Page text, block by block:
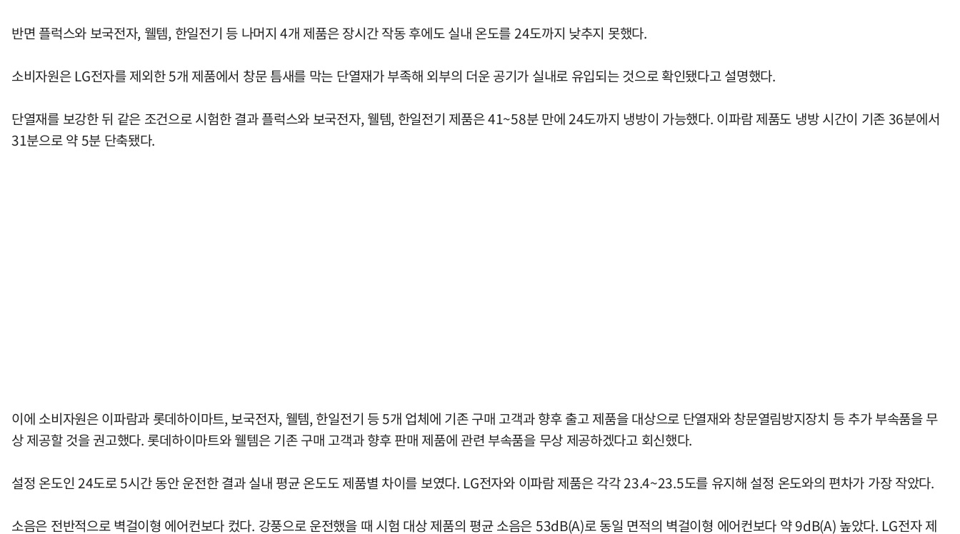
반면 플럭스와 보국전자, 웰템, 한일전기 등 나머지 4개 제품은 장시간 작동 후에도 실내 온도를 24도까지 낮추지 못했다.
소비자원은 LG전자를 제외한 5개 제품에서 창문 틈새를 막는 단열재가 부족해 외부의 더운 공기가 실내로 유입되는 것으로 확인됐다고 설명했다.
단열재를 보강한 뒤 같은 조건으로 시험한 결과 플럭스와 보국전자, 웰템, 한일전기 제품은 41~58분 만에 24도까지 냉방이 가능했다. 이파람 제품도 냉방 시간이 기존 36분에서
31분으로 약 5분 단축됐다.
이에 소비자원은 이파람과 롯데하이마트, 보국전자, 웰템, 한일전기 등 5개 업체에 기존 구매 고객과 향후 출고 제품을 대상으로 단열재와 창문열림방지장치 등 추가 부속품을 무
상 제공할 것을 권고했다. 롯데하이마트와 웰템은 기존 구매 고객과 향후 판매 제품에 관련 부속품을 무상 제공하겠다고 회신했다.
설정 온도인 24도로 5시간 동안 운전한 결과 실내 평균 온도도 제품별 차이를 보였다. LG전자와 이파람 제품은 각각 23.4~23.5도를 유지해 설정 온도와의 편차가 가장 작았다.
소음은 전반적으로 벽걸이형 에어컨보다 컸다. 강풍으로 운전했을 때 시험 대상 제품의 평균 소음은 53dB(A)로 동일 면적의 벽걸이형 에어컨보다 약 9dB(A) 높았다. LG전자 제